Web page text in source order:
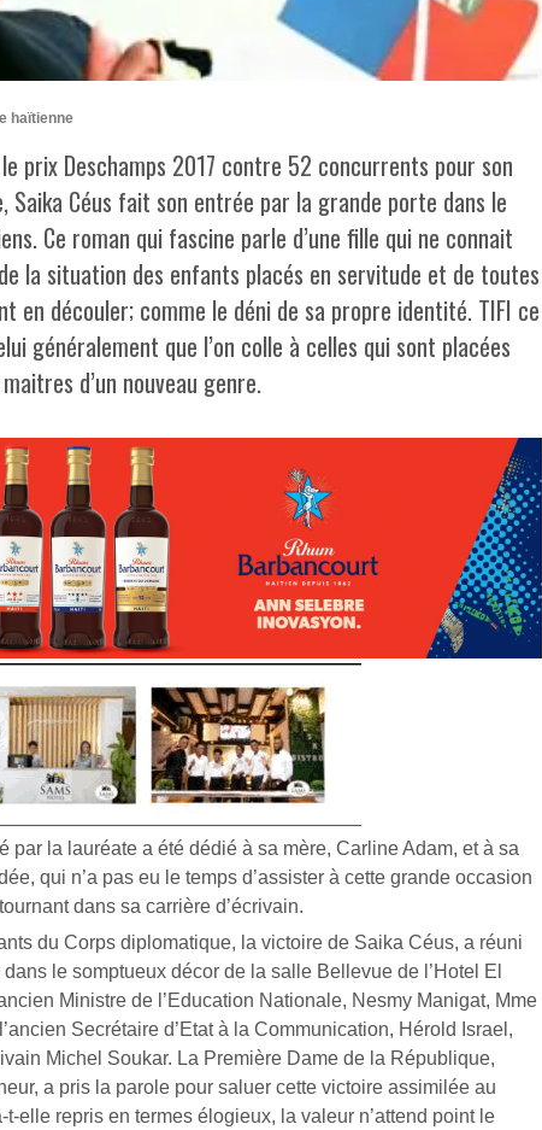
haïtienne
prix Deschamps 2017 contre 52 concurrents pour son
Saika Céus fait son entrée par la grande porte dans le
Ce roman qui fascine parle d’une fille qui ne connait
la situation des enfants placés en servitude et de toutes
en découler; comme le déni de sa propre identité. TIFI ce
généralement que l’on colle à celles qui sont placées
d’un nouveau genre.
par la lauréate a été dédié à sa mère, Carline Adam, et à sa
qui n’a pas eu le temps d’assister à cette grande occasion
dans sa carrière d’écrivain.
du Corps diplomatique, la victoire de Saika Céus, a réuni
le somptueux décor de la salle Bellevue de l’Hotel El
Ministre de l’Education Nationale, Nesmy Manigat, Mme
Secrétaire d’Etat à la Communication, Hérold Israel,
Michel Soukar. La Première Dame de la République,
a pris la parole pour saluer cette victoire assimilée au
elle repris en termes élogieux, la valeur n’attend point le